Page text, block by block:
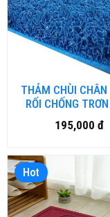
THẢM CHÙI
RỐI CHỐNG
THƯỜNG -
195,000 đ
Hot